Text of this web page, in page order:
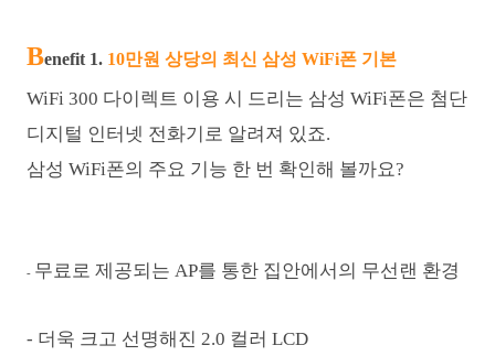
Benefit 1. 10만원 상당의 최신 삼성 WiFi폰 기본
WiFi 300 다이렉트 이용 시 드리는 삼성 WiFi폰은 첨단
디지털 인터넷 전화기로 알려져 있죠.
삼성 WiFi폰의 주요 기능 한 번 확인해 볼까요?
- 무료로 제공되는 AP를 통한 집안에서의 무선랜 환경
- 더욱 크고 선명해진 2.0 컬러 LCD